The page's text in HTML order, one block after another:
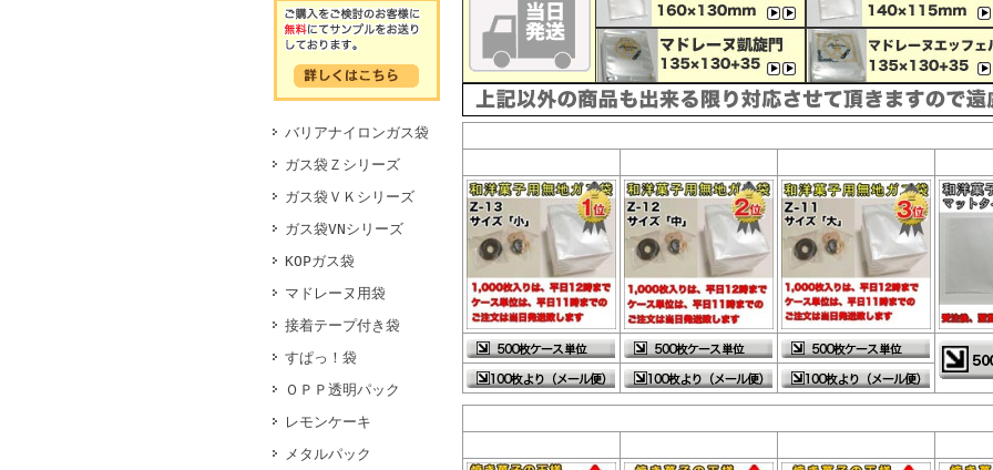
バリアナイロンガス袋
ガス袋Ｚシリーズ
ガス袋ＶＫシリーズ
ガス袋VNシリーズ
KOPガス袋
マドレーヌ用袋
接着テープ付き袋
すぱっ！袋
ＯＰＰ透明パック
レモンケーキ
メタルパック